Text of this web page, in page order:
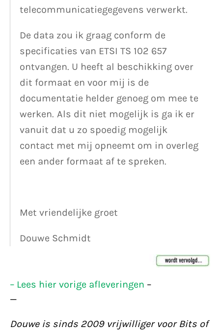
telecommunicatiegegevens verwerkt.
De data zou ik graag conform de
specificaties van ETSI TS 102 657
ontvangen. U heeft al beschikking over
dit formaat en voor mij is de
documentatie helder genoeg om mee te
werken. Als dit niet mogelijk is ga ik er
vanuit dat u zo spoedig mogelijk
contact met mij opneemt om in overleg
een ander formaat af te spreken.
Met vriendelijke groet
Douwe Schmidt
– Lees hier vorige afleveringen –
—
Douwe is sinds 2009 vrijwilliger voor Bits of